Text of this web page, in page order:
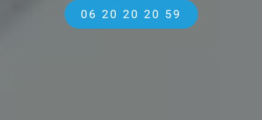
06 20 20 20 59